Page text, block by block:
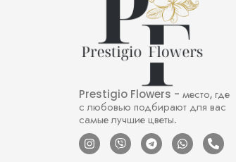
Prestigio Flowers - место, где
с любовью подбирают для вас
самые лучшие цветы.